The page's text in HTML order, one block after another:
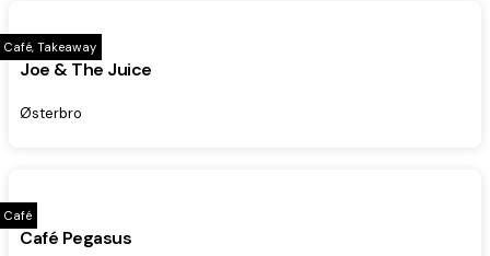
Café, Takeaway
Joe & The Juice
Østerbro
Café
Café Pegasus